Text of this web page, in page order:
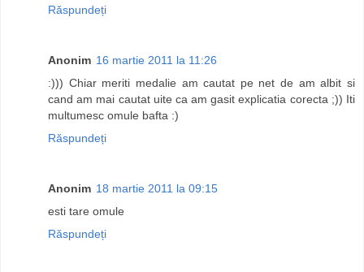
Răspundeți
Anonim 16 martie 2011 la 11:26
:))) Chiar meriti medalie am cautat pe net de am albit si
cand am mai cautat uite ca am gasit explicatia corecta ;)) Iti
multumesc omule bafta :)
Răspundeți
Anonim 18 martie 2011 la 09:15
esti tare omule
Răspundeți